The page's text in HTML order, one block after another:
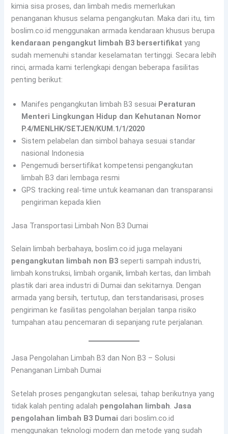
kimia sisa proses, dan limbah medis memerlukan
penanganan khusus selama pengangkutan. Maka dari itu, tim
boslim.co.id menggunakan armada kendaraan khusus berupa
kendaraan pengangkut limbah B3 bersertifikat yang
sudah memenuhi standar keselamatan tertinggi. Secara lebih
rinci, armada kami terlengkapi dengan beberapa fasilitas
penting berikut:
Manifes pengangkutan limbah B3 sesuai Peraturan
Menteri Lingkungan Hidup dan Kehutanan Nomor
P.4/MENLHK/SETJEN/KUM.1/1/2020
Sistem pelabelan dan simbol bahaya sesuai standar
nasional Indonesia
Pengemudi bersertifikat kompetensi pengangkutan
limbah B3 dari lembaga resmi
GPS tracking real-time untuk keamanan dan transparansi
pengiriman kepada klien
Jasa Transportasi Limbah Non B3 Dumai
Selain limbah berbahaya, boslim.co.id juga melayani
pengangkutan limbah non B3 seperti sampah industri,
limbah konstruksi, limbah organik, limbah kertas, dan limbah
plastik dari area industri di Dumai dan sekitarnya. Dengan
armada yang bersih, tertutup, dan terstandarisasi, proses
pengiriman ke fasilitas pengolahan berjalan tanpa risiko
tumpahan atau pencemaran di sepanjang rute perjalanan.
Jasa Pengolahan Limbah B3 dan Non B3 – Solusi
Penanganan Limbah Dumai
Setelah proses pengangkutan selesai, tahap berikutnya yang
tidak kalah penting adalah pengolahan limbah. Jasa
pengolahan limbah B3 Dumai dari boslim.co.id
menggunakan teknologi modern dan metode yang sudah